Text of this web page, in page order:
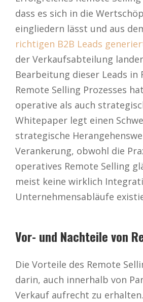
dass es sich in die
eingliedern lässt und aus
richtigen B2B Leads
der Verkaufsabteilung
Bearbeitung dieser Leads in
Remote Selling Prozesses
operative als auch
Whitepaper legt einen
strategische
Verankerung, obwohl die
operatives Remote Selling
meist keine wirklich
Unternehmensabläufe
Vor- und Nachteile von
Die Vorteile des Remote
darin, auch innerhalb von
Verkauf aufrecht zu